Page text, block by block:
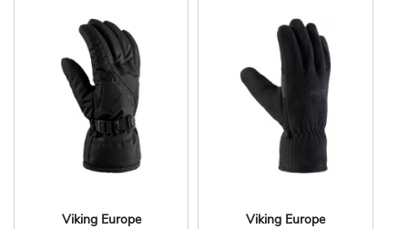
Viking Europe
Viking Europe